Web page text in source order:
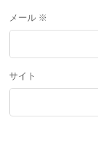
メール ※
サイト